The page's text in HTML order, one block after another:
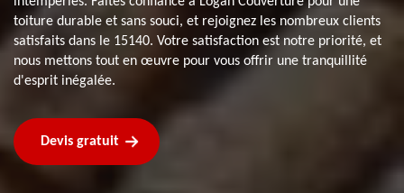
toiture durable et sans souci, et rejoignez les nombreux clients
satisfaits dans le 15140. Votre satisfaction est notre priorité, et
nous mettons tout en œuvre pour vous offrir une tranquillité
d'esprit inégalée.
Devis gratuit